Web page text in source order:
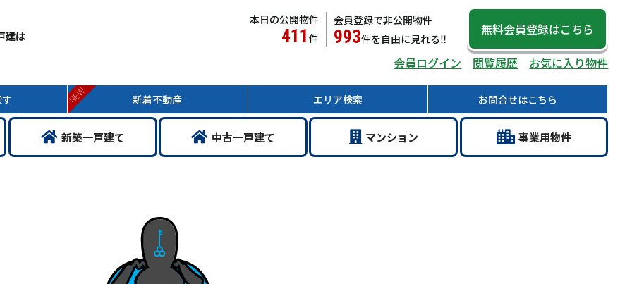
建は
本日の公開物件
411件
会員登録で非公開物件
993件を自由に見れる‼
無料会員登録はこちら
会員ログイン
閲覧履歴 お気に入り物件
新着不動産
NEW エリア検索 お問合せはこちら
新築一戸建て 中古一戸建て マンション 事業用物件